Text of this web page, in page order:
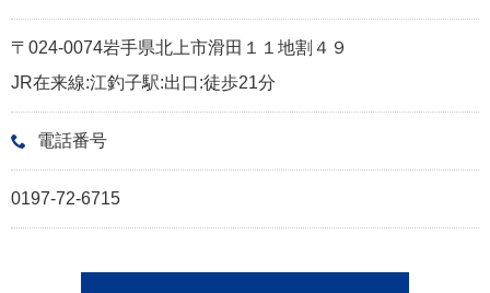
〒024-0074岩手県北上市滑田１１地割４９
JR在来線:江釣子駅:出口:徒歩21分
電話番号
0197-72-6715